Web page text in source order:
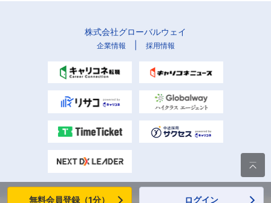
株式会社グローバルウェイ
企業情報 採用情報

無料会員登録（1分） ログイン